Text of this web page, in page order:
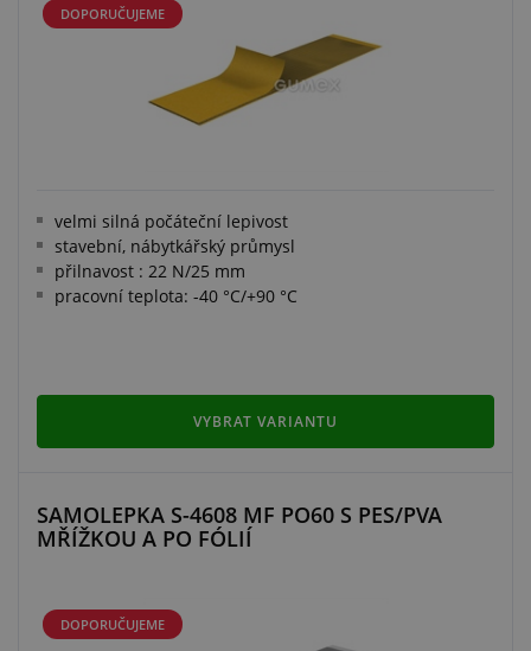
DOPORUČUJEME
velmi silná počáteční lepivost
stavební, nábytkářský průmysl
přilnavost : 22 N/25 mm
pracovní teplota: -40 °C/+90 °C
VYBRAT VARIANTU
SAMOLEPKA S-4608 MF PO60 S PES/PVA
MŘÍŽKOU A PO FÓLIÍ
DOPORUČUJEME